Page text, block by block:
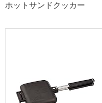
ホットサンドクッカー